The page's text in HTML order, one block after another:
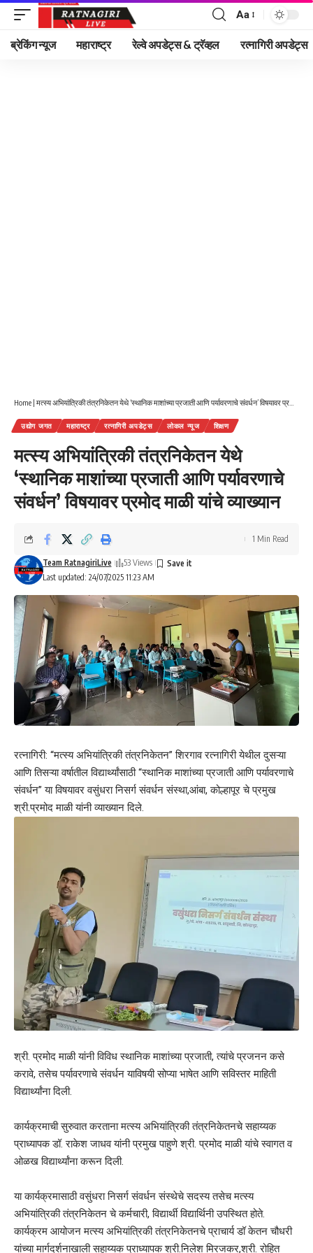
Font
Resizer
Aa
ब्रेकिंग न्यूज महाराष्ट्र रेल्वे अपडेट्स & ट्रॅव्हल रत्नागिरी अपडेट्स
Home | मत्स्य अभियांत्रिकी तंत्रनिकेतन येथे ‘स्थानिक माशांच्या प्रजाती आणि पर्यावरणाचे संवर्धन’ विषयावर प्रमोद माळी यांचे व्याख्यान
उद्योग जगत महाराष्ट्र रत्नागिरी अपडेट्स लोकल न्यूज शिक्षण
मत्स्य अभियांत्रिकी तंत्रनिकेतन येथे
‘स्थानिक माशांच्या प्रजाती आणि पर्यावरणाचे
संवर्धन’ विषयावर प्रमोद माळी यांचे व्याख्यान
Last updated: 24/07/2025 11:23 AM
Team RatnagiriLive 53 Views
1 Min Read
रत्नागिरी: “मत्स्य अभियांत्रिकी तंत्रनिकेतन” शिरगाव रत्नागिरी येथील दुसऱ्या
आणि तिसऱ्या वर्षातील विद्यार्थ्यांसाठी “स्थानिक माशांच्या प्रजाती आणि पर्यावरणाचे
संवर्धन” या विषयावर वसुंधरा निसर्ग संवर्धन संस्था,आंबा, कोल्हापूर चे प्रमुख
श्री.प्रमोद माळी यांनी व्याख्यान दिले.
श्री. प्रमोद माळी यांनी विविध स्थानिक माशांच्या प्रजाती, त्यांचे प्रजनन कसे
करावे, तसेच पर्यावरणाचे संवर्धन याविषयी सोप्या भाषेत आणि सविस्तर माहिती
विद्यार्थ्यांना दिली.
कार्यक्रमाची सुरुवात करताना मत्स्य अभियांत्रिकी तंत्रनिकेतनचे सहाय्यक
प्राध्यापक डॉ. राकेश जाधव यांनी प्रमुख पाहुणे श्री. प्रमोद माळी यांचे स्वागत व
ओळख विद्यार्थ्यांना करून दिली.
या कार्यक्रमासाठी वसुंधरा निसर्ग संवर्धन संस्थेचे सदस्य तसेच मत्स्य
अभियांत्रिकी तंत्रनिकेतन चे कर्मचारी, विद्यार्थी विद्यार्थिनी उपस्थित होते.
कार्यक्रम आयोजन मत्स्य अभियांत्रिकी तंत्रनिकेतनचे प्राचार्य डॉ केतन चौधरी
यांच्या मार्गदर्शनाखाली सहाय्यक प्राध्यापक श्री.निलेश मिरजकर,श्री. रोहित